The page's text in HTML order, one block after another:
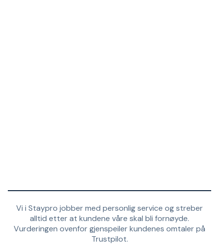
Vi i Staypro jobber med personlig service og streber
alltid etter at kundene våre skal bli fornøyde.
Vurderingen ovenfor gjenspeiler kundenes omtaler på
Trustpilot.